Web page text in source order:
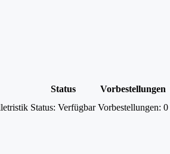
Status Vorbestellungen
Status: Verfügbar Vorbestellungen: 0